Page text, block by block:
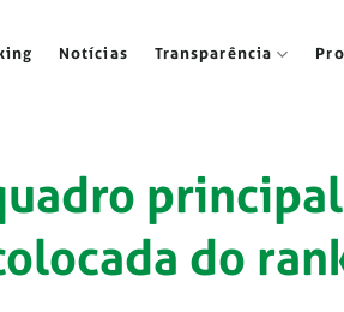
Notícias Transparência
do